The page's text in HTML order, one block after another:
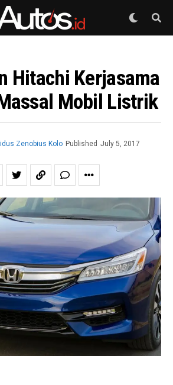
Hitachi Kerjasama
Mobil Listrik
Zenobius Kolo Published July 5, 2017